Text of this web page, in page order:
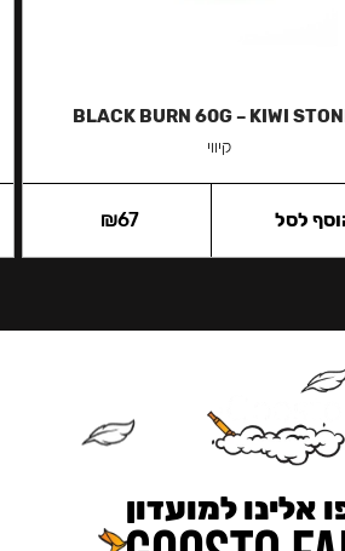
BLACK BURN 60G – KIWI
קיווי
₪67 לסל
אלינו למועדון